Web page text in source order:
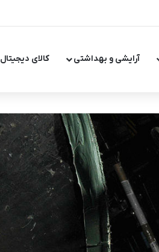
آرایشی و بهداشتی کالای دیجیتال